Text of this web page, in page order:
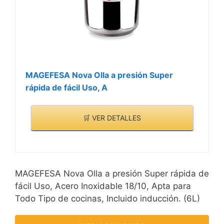
MAGEFESA Nova Olla a presión Super
rápida de fácil Uso, A
🛒 VER DETALLES
MAGEFESA Nova Olla a presión Super rápida de
fácil Uso, Acero Inoxidable 18/10, Apta para
Todo Tipo de cocinas, Incluido inducción. (6L)